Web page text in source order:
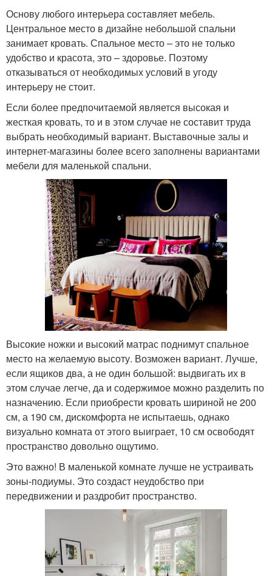
Основу любого интерьера составляет мебель.
Центральное место в дизайне небольшой спальни
занимает кровать. Спальное место – это не только
удобство и красота, это – здоровье. Поэтому
отказываться от необходимых условий в угоду
интерьеру не стоит.
Если более предпочитаемой является высокая и
жесткая кровать, то и в этом случае не составит труда
выбрать необходимый вариант. Выставочные залы и
интернет-магазины более всего заполнены вариантами
мебели для маленькой спальни.
Высокие ножки и высокий матрас поднимут спальное
место на желаемую высоту. Возможен вариант. Лучше,
если ящиков два, а не один большой: выдвигать их в
этом случае легче, да и содержимое можно разделить по
назначению. Если приобрести кровать шириной не 200
см, а 190 см, дискомфорта не испытаешь, однако
визуально комната от этого выиграет, 10 см освободят
пространство довольно ощутимо.
Это важно! В маленькой комнате лучше не устраивать
зоны-подиумы. Это создаст неудобство при
передвижении и раздробит пространство.